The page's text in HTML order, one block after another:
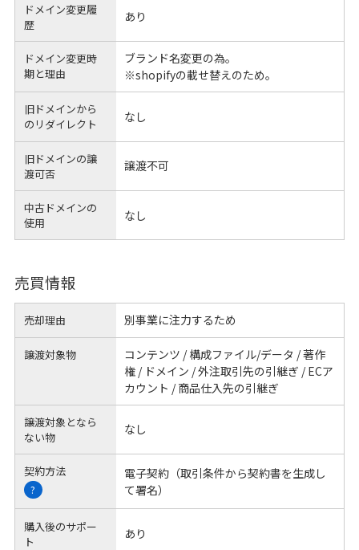
ドメイン変更履
歴
あり
ドメイン変更時
期と理由
ブランド名変更の為。
※shopifyの載せ替えのため。
旧ドメインから
のリダイレクト
なし
旧ドメインの譲
渡可否
譲渡不可
中古ドメインの
使用
なし
売買情報
売却理由 別事業に注力するため
譲渡対象物
コンテンツ / 構成ファイル/データ / 著作
権 / ドメイン / 外注取引先の引継ぎ / ECア
カウント / 商品仕入先の引継ぎ
譲渡対象となら
ない物
なし
契約方法
?
電子契約（取引条件から契約書を生成し
て署名）
購入後のサポー
ト
あり